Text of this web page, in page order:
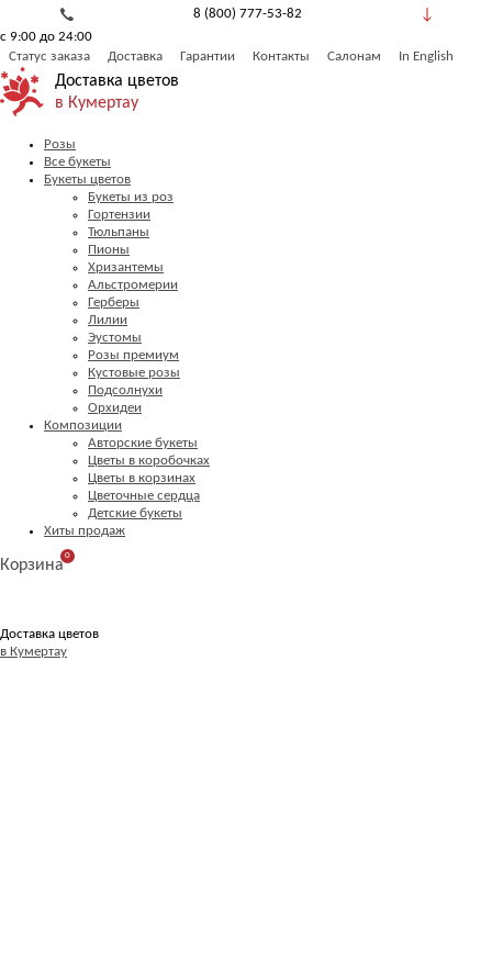
8 (800) 777-53-82
с 9:00 до 24:00
Статус заказа
Доставка Гарантии Контакты Салонам In English
Доставка цветов
в Кумертау
Розы
Все букеты
Букеты цветов
Букеты из роз
Гортензии
Тюльпаны
Пионы
Хризантемы
Альстромерии
Герберы
Лилии
Эустомы
Розы премиум
Кустовые розы
Подсолнухи
Орхидеи
Композиции
Авторские букеты
Цветы в коробочках
Цветы в корзинах
Цветочные сердца
Детские букеты
Хиты продаж
Корзина
0
Доставка цветов
в Кумертау